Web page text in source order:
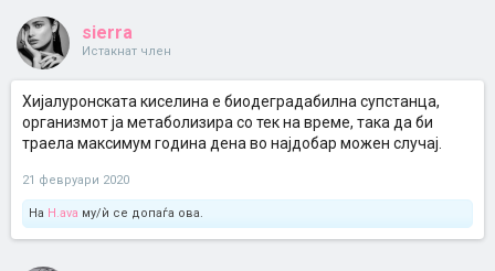
sierra
Истакнат член
Хијалуронската киселина е биодеградабилна супстанца,
организмот ја метаболизира со тек на време, така да би
траела максимум година дена во најдобар можен случај.
21 февруари 2020
На H.ava му/ѝ се допаѓа ова.